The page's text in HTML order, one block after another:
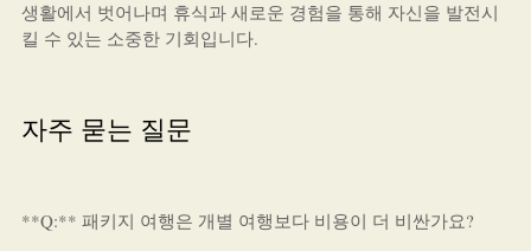
생활에서 벗어나며 휴식과 새로운 경험을 통해 자신을 발전시
킬 수 있는 소중한 기회입니다.
자주 묻는 질문
**Q:** 패키지 여행은 개별 여행보다 비용이 더 비싼가요?